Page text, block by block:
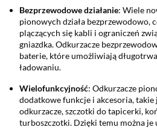
Bezprzewodowe działanie: Wiele
pionowych działa bezprzewodowo,
plączących się kabli i ograniczeń
gniazdka. Odkurzacze
baterie, które umożliwiają
ładowaniu.
Wielofunkcyjność: Odkurzacze
dodatkowe funkcje i akcesoria, takie
odkurzacze, szczotki do tapicerki,
turboszczotki. Dzięki temu można je